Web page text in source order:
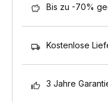
Bis zu -70%
Kostenlose
3 Jahre